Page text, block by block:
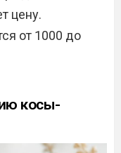
цену.
от 1000 до
косы-